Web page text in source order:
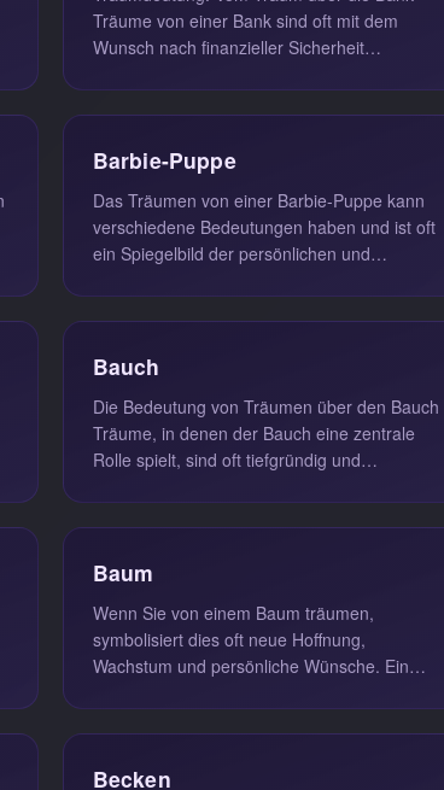
Träume von einer Bank sind oft mit dem
Wunsch nach finanzieller Sicherheit
Barbie-Puppe
Das Träumen von einer Barbie-Puppe kann
verschiedene Bedeutungen haben und ist oft
ein Spiegelbild der persönlichen und
Bauch
Die Bedeutung von Träumen über den Bauch
Träume, in denen der Bauch eine zentrale
Rolle spielt, sind oft tiefgründig und
Baum
Wenn Sie von einem Baum träumen,
symbolisiert dies oft neue Hoffnung,
Wachstum und persönliche Wünsche. Ein
Becken